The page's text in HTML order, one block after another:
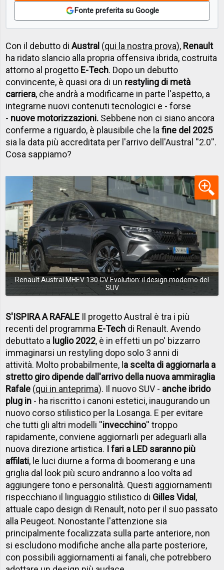
Fonte preferita su Google
Con il debutto diAustral (qui la nostra prova), Renault
ha ridato slancio alla propria offensiva ibrida, costruita
attorno al progetto E-Tech. Dopo un debutto
convincente, è quasi ora di un restyling di metà
carriera, che andrà a modificarne in parte l'aspetto, a
integrarne nuovi contenuti tecnologici e - forse
- nuove motorizzazioni. Sebbene non ci siano ancora
conferme a riguardo, è plausibile che lafine del 2025
sia la data più accreditata per l'arrivo dell'Austral ''2.0''.
Cosa sappiamo?
Renault Austral MHEV 130 CV Evolution: il design moderno del
SUV
S'ISPIRA A RAFALE Il progetto Austral è tra i più
recenti del programma E-Tech di Renault. Avendo
debuttato a luglio 2022, è in effetti un po' bizzarro
immaginarsi un restyling dopo solo 3 anni di
attività. Molto probabilmente, la scelta di aggiornarla a
stretto giro dipende dall'arrivo della nuova ammiraglia
Rafale (qui in anteprima). Il nuovo SUV - anche ibrido
plug in - ha riscritto i canoni estetici, inaugurando un
nuovo corso stilistico per la Losanga. E per evitare
che tutti gli altri modelli ''invecchino'' troppo
rapidamente, conviene aggiornarli per adeguarli alla
nuova direzione artistica. I fari a LED saranno più
affilati, le luci diurne a forma di boomerang e una
griglia dal look più scuro andranno a loo volta ad
aggiungere tono e personalità. Questi aggiornamenti
rispecchiano il linguaggio stilistico di Gilles Vidal,
attuale capo design di Renault, noto per il suo passato
alla Peugeot. Nonostante l'attenzione sia
principalmente focalizzata sulla parte anteriore, non
si escludono modifiche anche alla parte posteriore,
con possibili aggiornamenti ai fanali, che potrebbero